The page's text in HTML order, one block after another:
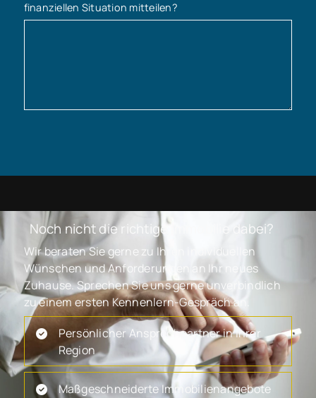
finanziellen Situation mitteilen?
Noch nicht die richtige Immobilie dabei?
Wir beraten Sie gerne zu Ihren individuellen
Wünschen und Anforderungen an Ihr neues
Zuhause. Sprechen Sie uns gerne unverbindlich
zu einem ersten Kennenlern-Gespräch an.
Persönlicher Ansprechpartner in Ihrer
Region
Maßgeschneiderte Immobilienangebote